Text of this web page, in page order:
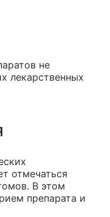
не
лекарственных
отмечаться
В этом
препарата и